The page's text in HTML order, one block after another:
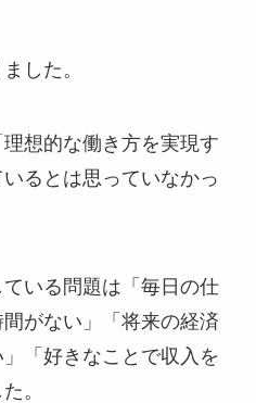
した。
想的な働き方を実現す
るとは思っていなかっ
いる問題は「毎日の仕
がない」「将来の経済
「好きなことで収入を
。